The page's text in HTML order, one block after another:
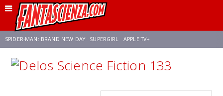
SPIDER-MAN: BRAND NEW DAY SUPERGIRL APPLE TV+
FRANCO RICCIARDIELLO ZENDAYA STAR TREK AVENGERS: DOOMSDAY